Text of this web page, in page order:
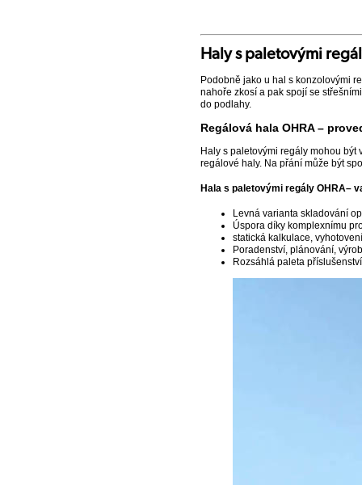
Haly s paletovými
Podobně jako u hal s konzolovými
nahoře zkosí a pak spojí se
do podlahy.
Regálová hala OHRA –
Haly s paletovými regály mohou
regálové haly. Na přání může být
Hala s paletovými regály OHRA–
Levná varianta skladování
Úspora díky komplexnímu
statická kalkulace,
Poradenství, plánování,
Rozsáhlá paleta